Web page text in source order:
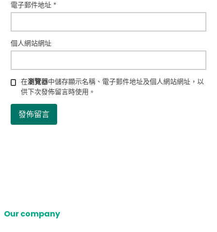
電子郵件地址*
個人網站網址
在瀏覽器中儲存顯示名稱、電子郵件地址及個人網站網址，以
供下次發佈留言時使用。
Our company